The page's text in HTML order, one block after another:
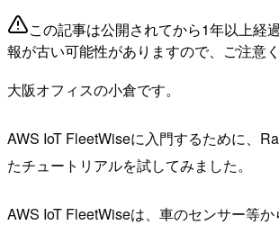
この記事は公開されてから1年以上経
報が古い可能性がありますので、ご注意く
大阪オフィスの小倉です。
AWS IoT FleetWiseに入門するために、
たチュートリアルを試してみました。
AWS IoT FleetWiseは、車のセンサー等